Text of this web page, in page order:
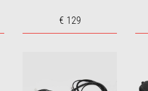
€ 129